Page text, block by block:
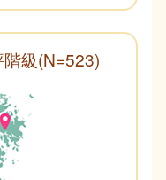
級(N=523)